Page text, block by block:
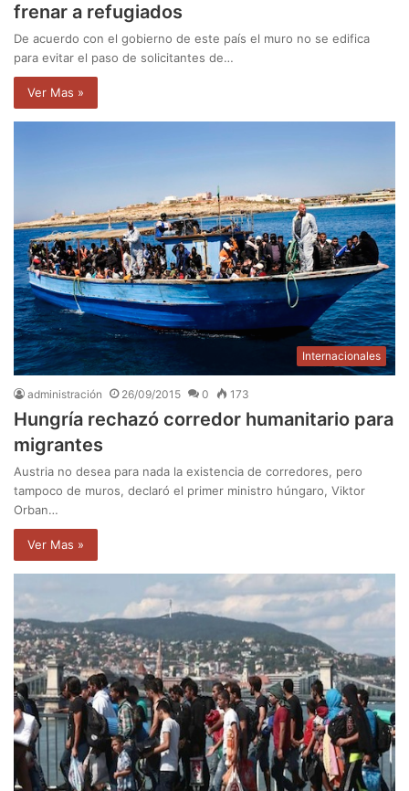
frenar a refugiados
De acuerdo con el gobierno de este país el muro no se edifica
para evitar el paso de solicitantes de…
Ver Mas »
Internacionales
administración 26/09/2015 0 173
Hungría rechazó corredor humanitario para
migrantes
Austria no desea para nada la existencia de corredores, pero
tampoco de muros, declaró el primer ministro húngaro, Viktor
Orban…
Ver Mas »